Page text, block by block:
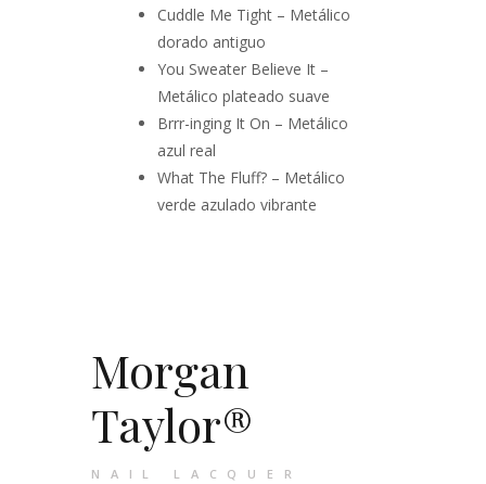
Cuddle Me Tight – Metálico
dorado antiguo
You Sweater Believe It –
Metálico plateado suave
Brrr-inging It On – Metálico
azul real
What The Fluff? – Metálico
verde azulado vibrante
Morgan
Taylor®
NAIL LACQUER